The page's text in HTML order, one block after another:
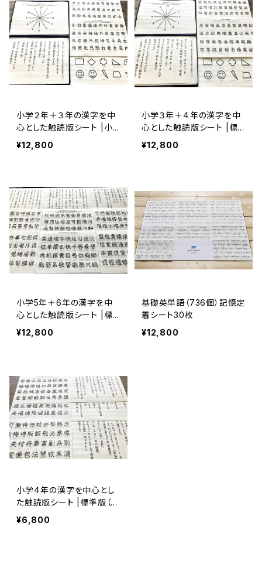
小学２年＋３年の漢字を中
心とした触読版シート |小
学生版（利用後）の継続教材
¥12,800
小学３年＋４年の漢字を中
心とした触読版シート |標
準版（利用後）の継続教材
¥12,800
小学5年＋6年の漢字を中
心とした触読版シート |標
準版（利用後）の継続教材
¥12,800
基礎英単語（736個）記憶定
着シート30枚
¥12,800
小学４年の漢字を中心とし
た触読版シート |標準版（利
用後）の継続教材
¥6,800